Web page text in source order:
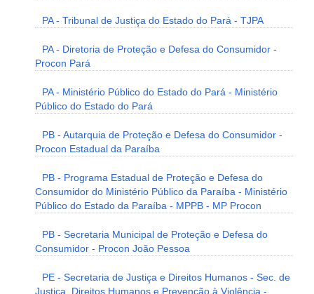
PA - Tribunal de Justiça do Estado do Pará - TJPA
PA - Diretoria de Proteção e Defesa do Consumidor -
Procon Pará
PA - Ministério Público do Estado do Pará - Ministério
Público do Estado do Pará
PB - Autarquia de Proteção e Defesa do Consumidor -
Procon Estadual da Paraíba
PB - Programa Estadual de Proteção e Defesa do
Consumidor do Ministério Público da Paraíba - Ministério
Público do Estado da Paraíba - MPPB - MP Procon
PB - Secretaria Municipal de Proteção e Defesa do
Consumidor - Procon João Pessoa
PE - Secretaria de Justiça e Direitos Humanos - Sec. de
Justiça, Direitos Humanos e Prevenção à Violência -